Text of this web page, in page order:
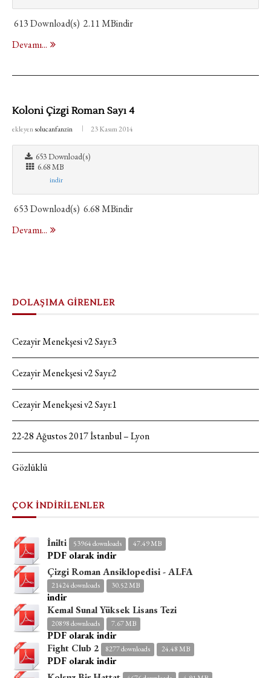
613 Download(s) 2.11 MBindir
Devamı...
Koloni Çizgi Roman Sayı 4
ekleyensolucanfanzin 23 Kasım 2014
653 Download(s)
6.68 MB
indir
653 Download(s) 6.68 MBindir
Devamı...
DOLAŞIMA GİRENLER
Cezayir Menekşesi v2 Sayı:3
Cezayir Menekşesi v2 Sayı:2
Cezayir Menekşesi v2 Sayı:1
22-28 Ağustos 2017 İstanbul – Lyon
Gözlüklü
ÇOK İNDİRİLENLER
İnilti 53964 downloads 47.49 MB
PDF olarak indir
Çizgi Roman Ansiklopedisi - ALFA
21424 downloads 30.52 MB
indir
Kemal Sunal Yüksek Lisans Tezi
20898 downloads 7.67 MB
PDF olarak indir
Fight Club 2
8277 downloads 24.48 MB
PDF olarak indir